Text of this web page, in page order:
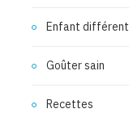
Enfant différent
Goûter sain
Recettes